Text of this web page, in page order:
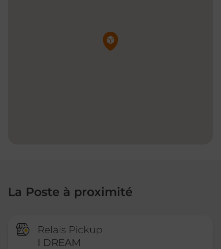
Pin de la carte
La Poste à proximité
Relais Pickup
I DREAM